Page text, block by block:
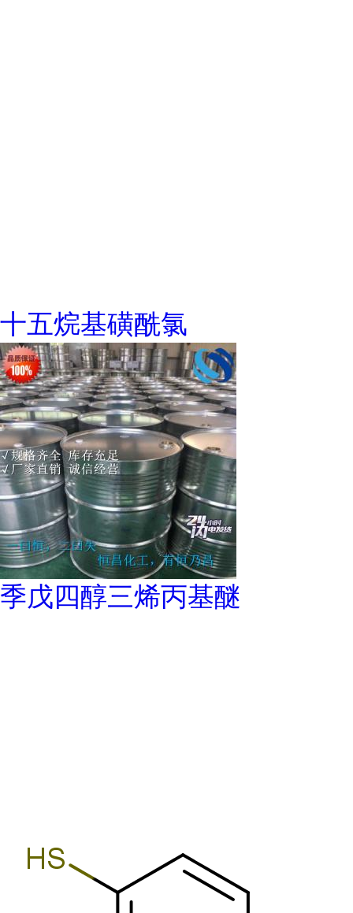
十五烷基磺酰氯
季戊四醇三烯丙基醚